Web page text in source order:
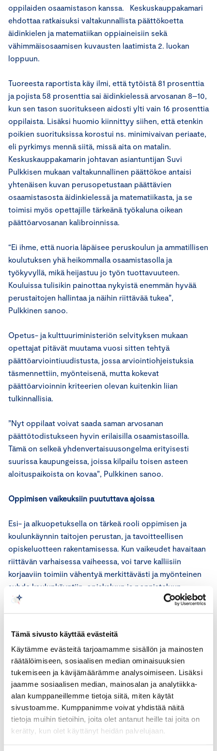
Tämä sivusto käyttää evästeitä
Käytämme evästeitä tarjoamamme sisällön ja mainosten
räätälöimiseen, sosiaalisen median ominaisuuksien
tukemiseen ja kävijämäärämme analysoimiseen. Lisäksi
jaamme sosiaalisen median, mainosalan ja analytiikka-
alan kumppaneillemme tietoja siitä, miten käytät
sivustoamme. Kumppanimme voivat yhdistää näitä
tietoja muihin tietoihin, joita olet antanut heille tai joita on
kerätty, kun olet käyttänyt heidän palvelujaan.
oppilaiden osaamistason kanssa. Keskuskauppakamari
ehdottaa ratkaisuksi valtakunnallista päättökoetta
äidinkielen ja matematiikan oppiaineisiin sekä
vähimmäisosaamisen kuvausten laatimista 2. luokan
loppuun.
Tuoreesta raportista käy ilmi, että tytöistä 81 prosenttia
ja pojista 58 prosenttia sai äidinkielessä arvosanan 8–10,
kun sen tason suoritukseen aidosti ylti vain 16 prosenttia
oppilaista. Lisäksi huomio kiinnittyy siihen, että etenkin
poikien suorituksissa korostui ns. minimivaivan periaate,
eli pyrkimys mennä siitä, missä aita on matalin.
Keskuskauppakamarin johtavan asiantuntijan Suvi
Pulkkisen mukaan valtakunnallinen päättökoe antaisi
yhtenäisen kuvan perusopetustaan päättävien
osaamistasosta äidinkielessä ja matematiikasta, ja se
toimisi myös opettajille tärkeänä työkaluna oikean
päättöarvosanan kalibroinnissa.
“Ei ihme, että nuoria läpäisee peruskoulun ja ammatillisen
koulutuksen yhä heikommalla osaamistasolla ja
työkyvyllä, mikä heijastuu jo työn tuottavuuteen.
Kouluissa tulisikin painottaa nykyistä enemmän hyvää
perustaitojen hallintaa ja näihin riittävää tukea”,
Pulkkinen sanoo.
Opetus- ja kulttuuriministeriön selvityksen mukaan
opettajat pitävät muutama vuosi sitten tehtyä
päättöarviointiuudistusta, jossa arviointiohjeistuksia
täsmennettiin, myönteisenä, mutta kokevat
päättöarvioinnin kriteerien olevan kuitenkin liian
tulkinnallisia.
”Nyt oppilaat voivat saada saman arvosanan
päättötodistukseen hyvin erilaisilla osaamistasoilla.
Tämä on selkeä yhdenvertaisuusongelma erityisesti
suurissa kaupungeissa, joissa kilpailu toisen asteen
aloituspaikoista on kovaa”, Pulkkinen sanoo.
Oppimisen vaikeuksiin puututtava ajoissa
Esi- ja alkuopetuksella on tärkeä rooli oppimisen ja
koulunkäynnin taitojen perustan, ja tavoitteellisen
opiskeluotteen rakentamisessa. Kun vaikeudet havaitaan
riittävän varhaisessa vaiheessa, voi tarve kalliisiin
korjaaviin toimiin vähentyä merkittävästi ja myönteinen
suhde koulunkäyntiin, opiskeluun ja ponnisteluun
vahvistua. Siksi Keskuskauppakamari ehdottaa uutta
”tarkistuspistettä” 2. luokan loppuun.
”Tässä vaiheessa vähintään vanhempien olisi hyvä saada
kokonaiskuva siitä, miten esi- ja alkuopetuksen
tavoitteisiin on päästy ja missä olisi vielä kerrattavaa tai
lisätuen tarvetta”, Pulkkinen sanoo.
Luomalla samankaltaiset vähimmäisosaamisen kuvaukset
2. luokan loppuun kuin mitä 6. luokalla jo nyt on,
voitaisiin auttaa opettajia yhdessä oppilaan ja muiden
aikuisten kanssa arvioimaan, onko riittävä osaaminen